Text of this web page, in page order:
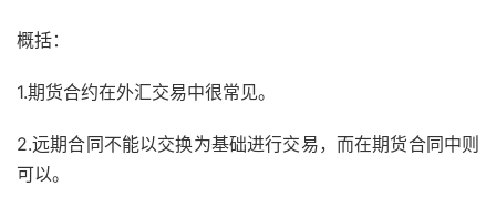
概括：
1.期货合约在外汇交易中很常见。
2.远期合同不能以交换为基础进行交易，而在期货合同中则
可以。